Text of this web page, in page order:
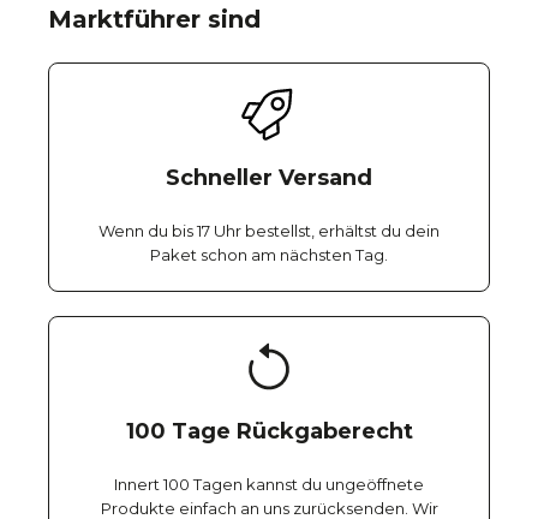
Marktführer sind
Schneller Versand
Wenn du bis 17 Uhr bestellst, erhältst du dein
Paket schon am nächsten Tag.
100 Tage Rückgaberecht
Innert 100 Tagen kannst du ungeöffnete
Produkte einfach an uns zurücksenden. Wir